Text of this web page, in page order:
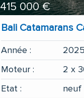
Bali Catamarans
Année :
2025
Moteur :
2 x
Etat :
neuf
415 000 €